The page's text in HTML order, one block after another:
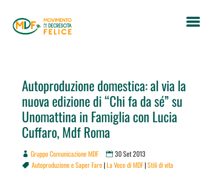
Autoproduzione domestica: al via la
nuova edizione di “Chi fa da sé” su
Unomattina in Famiglia con Lucia
Cuffaro, Mdf Roma
Gruppo Comunicazione MDF 30 Set 2013
 Autoproduzione e Saper Fare|La Voce di MDF|Stili di vita